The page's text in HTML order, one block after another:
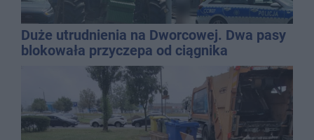
Duże utrudnienia na Dworcowej. Dwa pasy
blokowała przyczepa od ciągnika